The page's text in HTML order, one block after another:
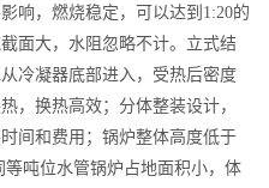
响，燃烧稳定，可以达到1:20的
面大，水阻忽略不计。立式结
冷凝器底部进入，受热后密度
，换热高效；分体整装设计，
间和费用；锅炉整体高度低于
吨位水管锅炉占地面积小，体